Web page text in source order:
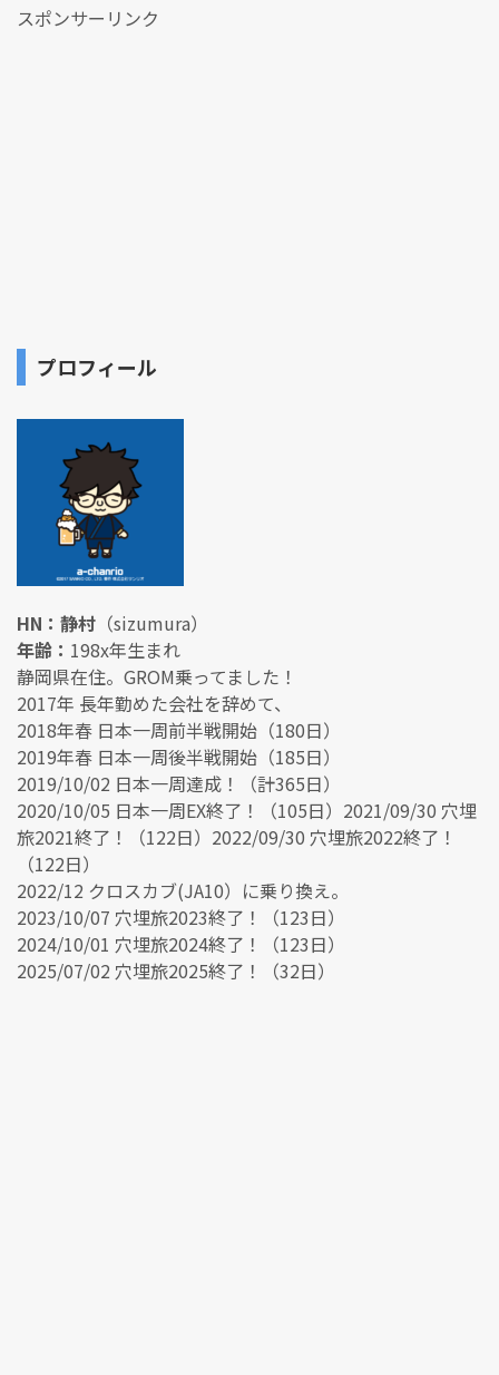
スポンサーリンク
プロフィール
HN：静村 （sizumura）
年齢： 198x年生まれ
静岡県在住。GROM乗ってました！
2017年 長年勤めた会社を辞めて、
2018年春 日本一周前半戦開始（180日）
2019年春 日本一周後半戦開始（185日）
2019/10/02 日本一周達成！（計365日）
2020/10/05 日本一周EX終了！（105日）2021/09/30 穴埋
旅2021終了！（122日）2022/09/30 穴埋旅2022終了！
（122日）
2022/12 クロスカブ(JA10）に乗り換え。
2023/10/07 穴埋旅2023終了！（123日）
2024/10/01 穴埋旅2024終了！（123日）
2025/07/02 穴埋旅2025終了！（32日）